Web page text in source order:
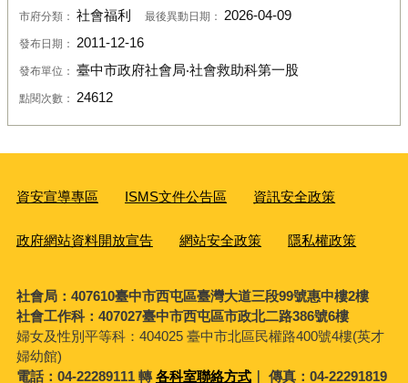
市府分類： 社會福利 最後異動日期： 2026-04-09
發布日期： 2011-12-16
發布單位： 臺中市政府社會局‧社會救助科第一股
點閱次數： 24612
資安宣導專區 ISMS文件公告區 資訊安全政策
政府網站資料開放宣告 網站安全政策 隱私權政策
社會局：407610臺中市西屯區臺灣大道三段99號惠中樓2樓
社會工作科：407027臺中市西屯區市政北二路386號6樓
婦女及性別平等科： 404025 臺中市北區民權路400號4樓(英才
婦幼館)
電話：04-22289111 轉各科室聯絡方式｜ 傳真：04-22291819